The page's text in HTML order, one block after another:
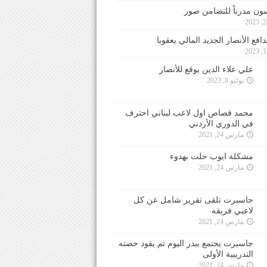
مدرباً للتضامن صور
الأنصار الجديد المالي يعقوبا
علي علاء الدين يوقع للأنصار
يوليو 8, 2023
محمد قصاص اول لاعب لبناني احترف
في الدوري الأردني
مارس 24, 2021
مشكلة ايوب حلت بهدوء
مارس 24, 2021
جاسبرت تلقى تقرير شامل عن كل
لاعبي فريقه
مارس 24, 2021
جاسبرت يجتمع ببدر اليوم ثم يقود حصته
التدريبية الأولى
مارس 24, 2021